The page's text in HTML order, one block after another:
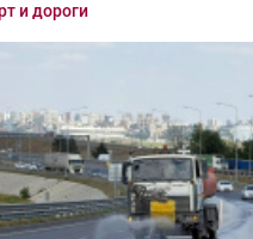
и дороги